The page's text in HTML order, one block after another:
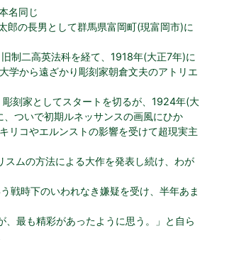
名同じ
の長男として群馬県富岡町(現富岡市)に
制二高英法科を経て、1918年(大正7年)に
学から遠ざかり彫刻家朝倉文夫のアトリエ
刻家としてスタートを切るが、1924年(大
ついで初期ルネッサンスの画風にひか
リコやエルンストの影響を受けて超現実主
ムの方法による大作を発表し続け、わが
戦時下のいわれなき嫌疑を受け、半年あま
最も精彩があったように思う。」と自ら